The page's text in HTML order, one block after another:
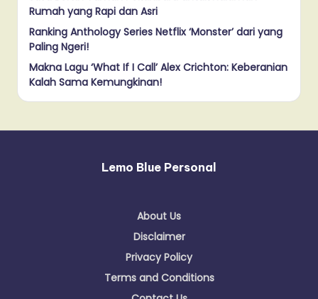
Rumah yang Rapi dan Asri
Ranking Anthology Series Netflix ‘Monster’ dari yang
Paling Ngeri!
Makna Lagu ‘What If I Call’ Alex Crichton: Keberanian
Kalah Sama Kemungkinan!
Lemo Blue Personal
About Us
Disclaimer
Privacy Policy
Terms and Conditions